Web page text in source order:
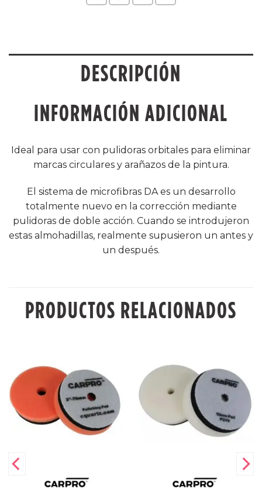
DESCRIPCIÓN
INFORMACIÓN ADICIONAL
Ideal para usar con pulidoras orbitales para eliminar
marcas circulares y arañazos de la pintura.
El sistema de microfibras DA es un desarrollo
totalmente nuevo en la corrección mediante
pulidoras de doble acción. Cuando se introdujeron
estas almohadillas, realmente supusieron un antes y
un después.
PRODUCTOS RELACIONADOS